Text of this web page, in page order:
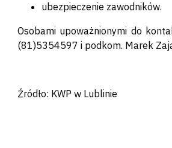
ubezpieczenie zawodników.
Osobami upoważnionymi do
(81)5354597 i podkom. Marek
Źródło: KWP w Lublinie